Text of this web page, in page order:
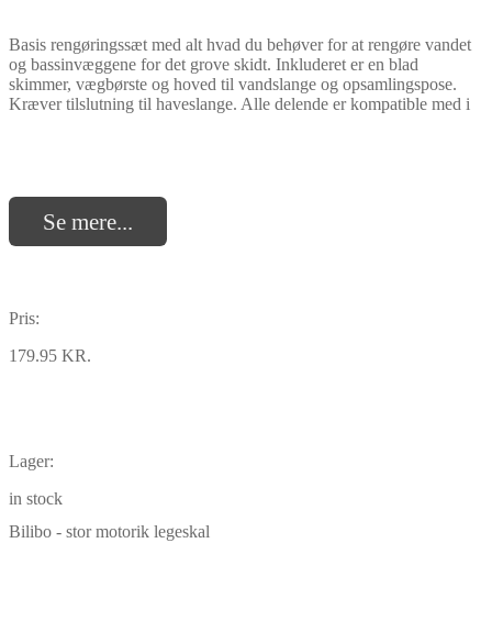
Basis rengøringssæt med alt hvad du behøver for at rengøre vandet
og bassinvæggene for det grove skidt. Inkluderet er en blad
skimmer, vægbørste og hoved til vandslange og opsamlingspose.
Kræver tilslutning til haveslange. Alle delende er kompatible med i
Se mere...
Pris:
179.95 KR.
Lager:
in stock
Bilibo - stor motorik legeskal